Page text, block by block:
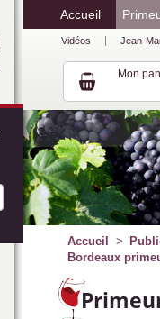
Accueil
Vidéos Jean-
Mon
Accueil
Bordeaux